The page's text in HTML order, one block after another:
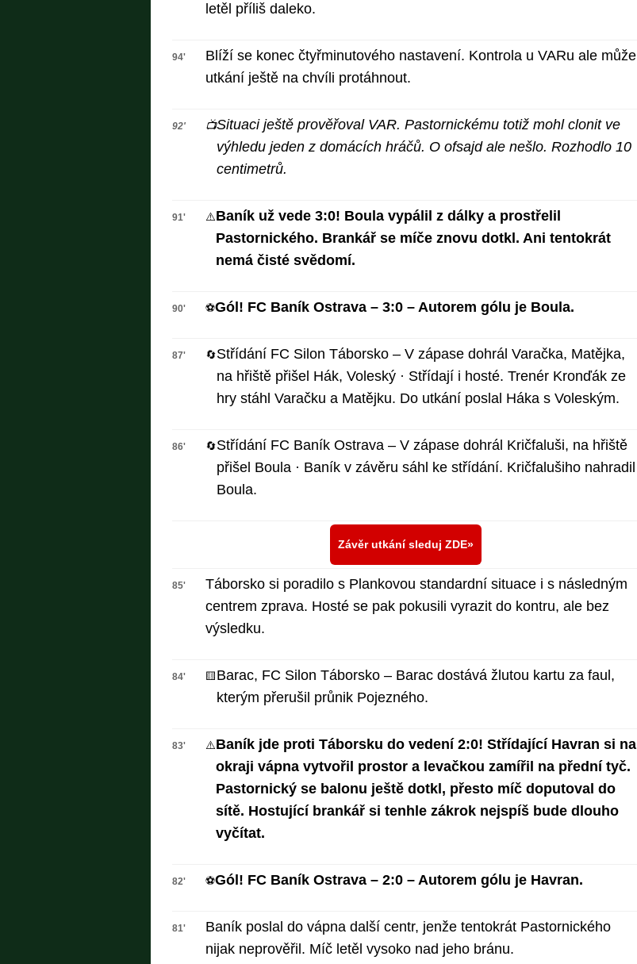
letěl příliš daleko.
94'
Blíží se konec čtyřminutového nastavení. Kontrola u VARu ale může
utkání ještě na chvíli protáhnout.
92' 📺Situaci ještě prověřoval VAR. Pastornickému totiž mohl clonit ve
výhledu jeden z domácích hráčů. O ofsajd ale nešlo. Rozhodlo 10
centimetrů.
91' ⚠️Baník už vede 3:0! Boula vypálil z dálky a prostřelil
Pastornického. Brankář se míče znovu dotkl. Ani tentokrát
nemá čisté svědomí.
90' ⚽Gól! FC Baník Ostrava – 3:0 – Autorem gólu je Boula.
87' 🔄Střídání FC Silon Táborsko – V zápase dohrál Varačka, Matějka,
na hřiště přišel Hák, Voleský · Střídají i hosté. Trenér Kronďák ze
hry stáhl Varačku a Matějku. Do utkání poslal Háka s Voleským.
86' 🔄Střídání FC Baník Ostrava – V zápase dohrál Kričfaluši, na hřiště
přišel Boula · Baník v závěru sáhl ke střídání. Kričfalušiho nahradil
Boula.
Závěr utkání sleduj ZDE
85'
Táborsko si poradilo s Plankovou standardní situace i s následným
centrem zprava. Hosté se pak pokusili vyrazit do kontru, ale bez
výsledku.
84' 🟨Barac, FC Silon Táborsko – Barac dostává žlutou kartu za faul,
kterým přerušil průnik Pojezného.
83' ⚠️Baník jde proti Táborsku do vedení 2:0! Střídající Havran si na
okraji vápna vytvořil prostor a levačkou zamířil na přední tyč.
Pastornický se balonu ještě dotkl, přesto míč doputoval do
sítě. Hostující brankář si tenhle zákrok nejspíš bude dlouho
vyčítat.
82' ⚽Gól! FC Baník Ostrava – 2:0 – Autorem gólu je Havran.
81'
Baník poslal do vápna další centr, jenže tentokrát Pastornického
nijak neprověřil. Míč letěl vysoko nad jeho bránu.